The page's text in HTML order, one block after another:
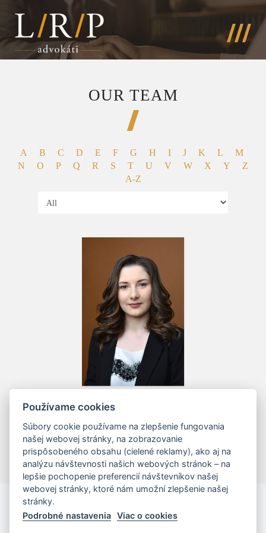
OUR TEAM
A B C D E F G H I J K L
M
N
O P Q R S T U V W X Y
Z
A-Z
JUDr. Lucia Ďuricová
Používame cookies
Súbory cookie používame na zlepšenie fungovania
našej webovej stránky, na zobrazovanie
prispôsobeného obsahu (cielené reklamy), ako aj na
analýzu návštevnosti našich webových stránok – na
lepšie pochopenie preferencií návštevníkov našej
webovej stránky, ktoré nám umožní zlepšenie našej
stránky.
Podrobné nastavenia
Viac o cookies